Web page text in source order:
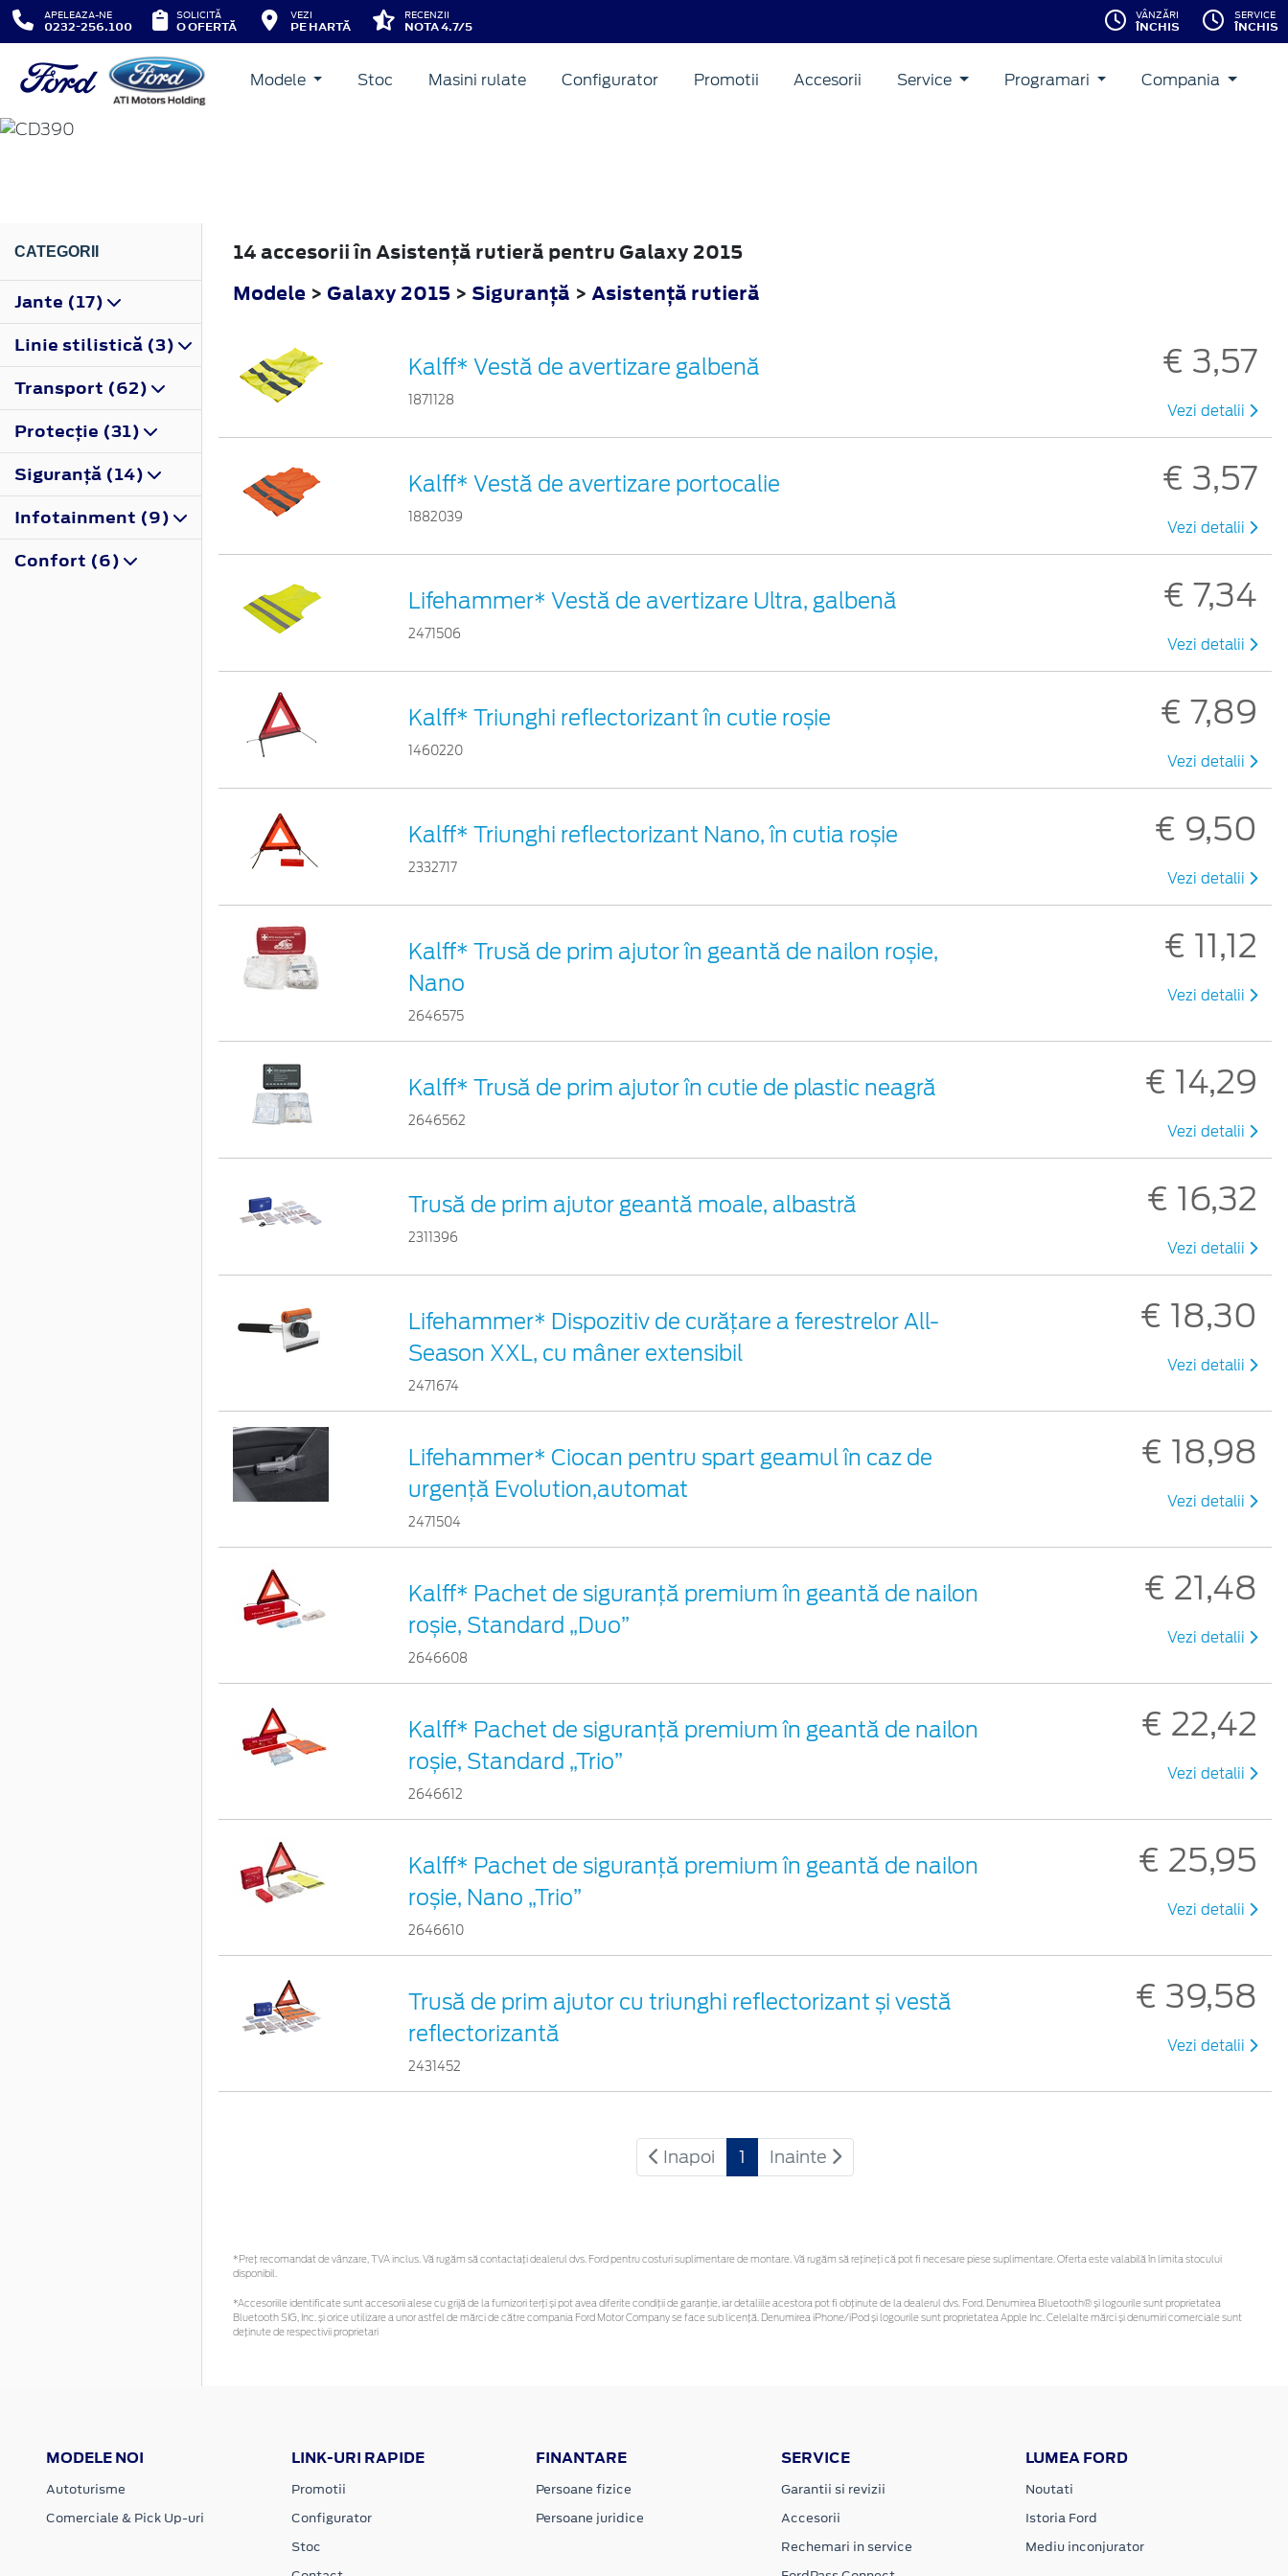
APELEAZA-NE
0232-256.100
SOLICITĂ
O OFERTĂ
VEZI
PE HARTĂ
RECENZII
NOTA 4.7/5
VÂNZĂRI
ÎNCHIS
SERVICE
ÎNCHIS
Modele Stoc Masini rulate Configurator Promotii Accesorii Service Programari Compania
GALAXY
CATEGORII
Jante (17)
Linie stilistică (3)
Transport (62)
Protecţie (31)
Siguranţă (14)
Infotainment (9)
Confort (6)
14 accesorii în Asistenţă rutieră pentru Galaxy 2015
Modele > Galaxy 2015 > Siguranţă > Asistenţă rutieră
Kalff* Vestă de avertizare galbenă
1871128
€ 3,57
Vezi detalii
Kalff* Vestă de avertizare portocalie
1882039
€ 3,57
Vezi detalii
Lifehammer* Vestă de avertizare Ultra, galbenă
2471506
€ 7,34
Vezi detalii
Kalff* Triunghi reflectorizant în cutie roșie
1460220
€ 7,89
Vezi detalii
Kalff* Triunghi reflectorizant Nano, în cutia roșie
2332717
€ 9,50
Vezi detalii
Kalff* Trusă de prim ajutor în geantă de nailon roșie,
Nano
2646575
€ 11,12
Vezi detalii
Kalff* Trusă de prim ajutor în cutie de plastic neagră
2646562
€ 14,29
Vezi detalii
Trusă de prim ajutor geantă moale, albastră
2311396
€ 16,32
Vezi detalii
Lifehammer* Dispozitiv de curățare a ferestrelor All-
Season XXL, cu mâner extensibil
2471674
€ 18,30
Vezi detalii
Lifehammer* Ciocan pentru spart geamul în caz de
urgenţă Evolution,automat
2471504
€ 18,98
Vezi detalii
Kalff* Pachet de siguranţă premium în geantă de nailon
roșie, Standard „Duo”
2646608
€ 21,48
Vezi detalii
Kalff* Pachet de siguranţă premium în geantă de nailon
roșie, Standard „Trio”
2646612
€ 22,42
Vezi detalii
Kalff* Pachet de siguranţă premium în geantă de nailon
roșie, Nano „Trio”
2646610
€ 25,95
Vezi detalii
Trusă de prim ajutor cu triunghi reflectorizant și vestă
reflectorizantă
2431452
€ 39,58
Vezi detalii
Inapoi 1 Inainte
*Preţ recomandat de vânzare, TVA inclus. Vă rugăm să contactaţi dealerul dvs. Ford pentru costuri suplimentare de montare. Vă rugăm să rețineți că pot fi necesare piese suplimentare. Oferta este valabilă în limita stocului
disponibil.
*Accesoriile identificate sunt accesorii alese cu grijă de la furnizori terți și pot avea diferite condiții de garanție, iar detaliile acestora pot fi obținute de la dealerul dvs. Ford. Denumirea Bluetooth® și logourile sunt proprietatea
Bluetooth SIG, Inc. și orice utilizare a unor astfel de mărci de către compania Ford Motor Company se face sub licență. Denumirea iPhone/iPod și logourile sunt proprietatea Apple Inc. Celelalte mărci și denumiri comerciale sunt
deținute de respectivii proprietari
MODELE NOI
Autoturisme
Comerciale & Pick Up-uri
LINK-URI RAPIDE
Promotii
Configurator
Stoc
FINANTARE
Persoane fizice
Persoane juridice
SERVICE
Garantii si revizii
Accesorii
Rechemari in service
LUMEA FORD
Noutati
Istoria Ford
Mediu inconjurator